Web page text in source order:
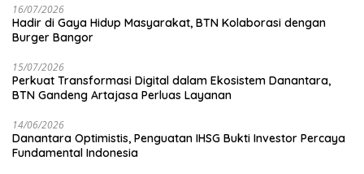
16/07/2026
Hadir di Gaya Hidup Masyarakat, BTN Kolaborasi dengan
Burger Bangor
15/07/2026
Perkuat Transformasi Digital dalam Ekosistem Danantara,
BTN Gandeng Artajasa Perluas Layanan
14/06/2026
Danantara Optimistis, Penguatan IHSG Bukti Investor Percaya
Fundamental Indonesia